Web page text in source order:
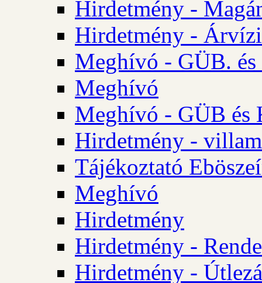
Hirdetmény -
Hirdetmény -
Meghívó - GÜB.
Meghívó
Meghívó - GÜB és
Hirdetmény -
Tájékoztató
Meghívó
Hirdetmény
Hirdetmény -
Hirdetmény -